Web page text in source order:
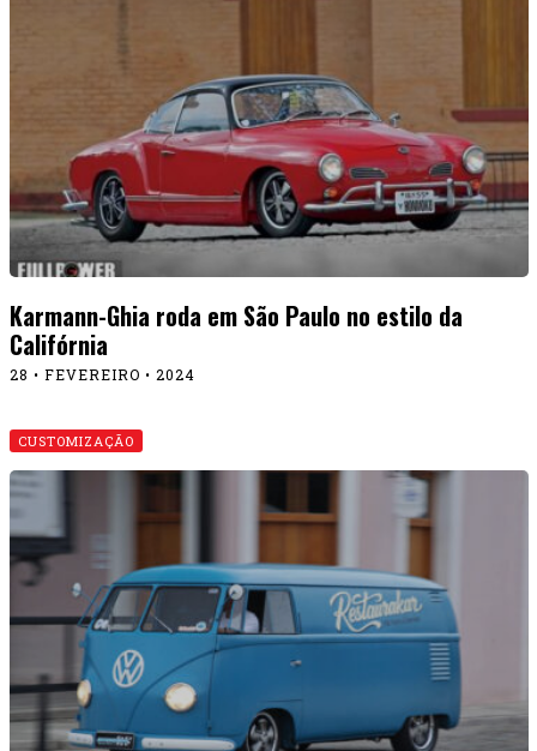
Karmann-Ghia roda em São Paulo no estilo da
Califórnia
28 • FEVEREIRO • 2024
CUSTOMIZAÇÃO